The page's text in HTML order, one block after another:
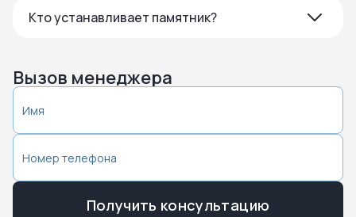
Кто устанавливает памятник?
Вызов менеджера
Получить консультацию